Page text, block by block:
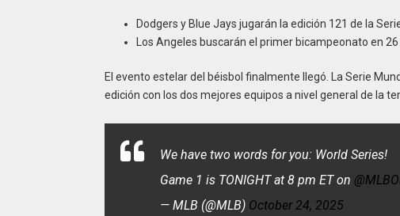
Dodgers y Blue Jays jugarán la edición 121 de la
Los Angeles buscarán el primer bicampeonato en 26
El evento estelar del béisbol finalmente llegó. La Serie
edición con los dos mejores equipos a nivel general de la
We have two words for you: World Series!
Game 1 is TONIGHT at 8 pm ET on
— MLB (@MLB) October 24, 2025